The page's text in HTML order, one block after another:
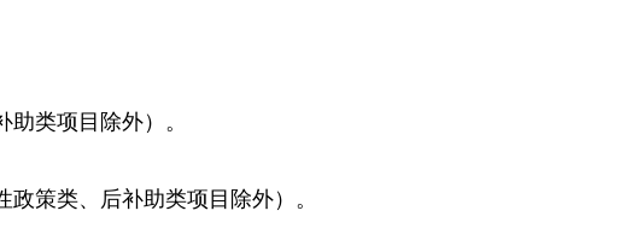
类项目除外）。
策类、后补助类项目除外）。